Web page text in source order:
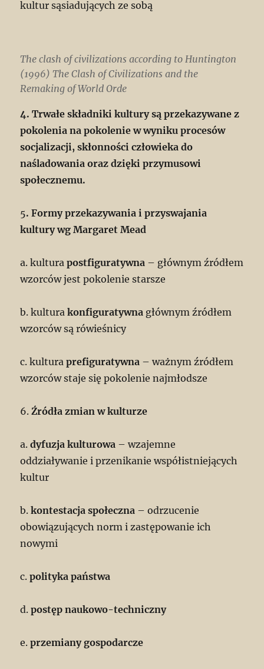
kultur sąsiadujących ze sobą
The clash of civilizations according to Huntington
(1996)The Clash of Civilizations and the
Remaking of World Orde
4. Trwałe składniki kultury są przekazywane z
pokolenia na pokolenie w wyniku procesów
socjalizacji, skłonności człowieka do
naśladowania oraz dzięki przymusowi
społecznemu.
5. Formy przekazywania i przyswajania
kultury wg Margaret Mead
a. kulturapostfiguratywna – głównym źródłem
wzorców jest pokolenie starsze
b. kulturakonfiguratywna głównym źródłem
wzorców są rówieśnicy
c. kulturaprefiguratywna – ważnym źródłem
wzorców staje się pokolenie najmłodsze
6.Źródła zmian w kulturze
a.dyfuzja kulturowa – wzajemne
oddziaływanie i przenikanie współistniejących
kultur
b.kontestacja społeczna – odrzucenie
obowiązujących norm i zastępowanie ich
nowymi
c.polityka państwa
d.postęp naukowo-techniczny
e.przemiany gospodarcze